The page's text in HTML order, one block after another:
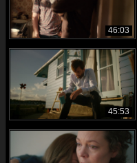
46:03
45:53